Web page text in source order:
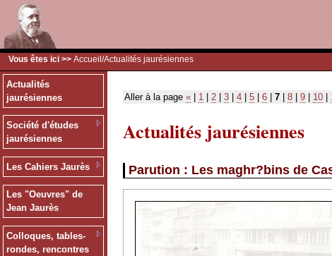
Vous êtes ici >> Accueil /Actualités jaurésiennes
Actualités
jaurésiennes
Société d'études
jaurésiennes
Les Cahiers Jaurès
Les "Oeuvres" de
Jean Jaurès
Colloques, tables-
rondes, rencontres
Aller à la page « 1 2 3 4 5 6 7 8 9 10
Actualités jaurésiennes
Parution : Les maghr?bins de